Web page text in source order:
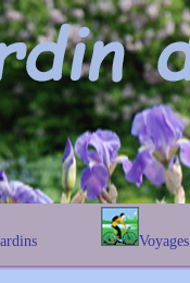
Voyages
En Belgique